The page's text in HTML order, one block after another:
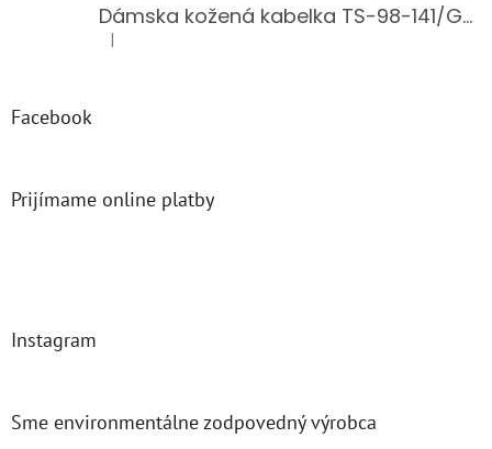
Dámska kožená kabelka TS-98-141/GOLD
Hodnotenie produktu je 5 z 5 hviezdičiek.
|
Facebook
Prijímame online platby
Instagram
Sme environmentálne zodpovedný výrobca